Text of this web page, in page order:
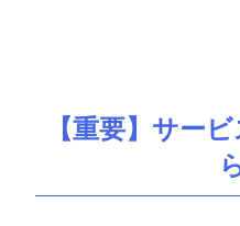
【重要】サー